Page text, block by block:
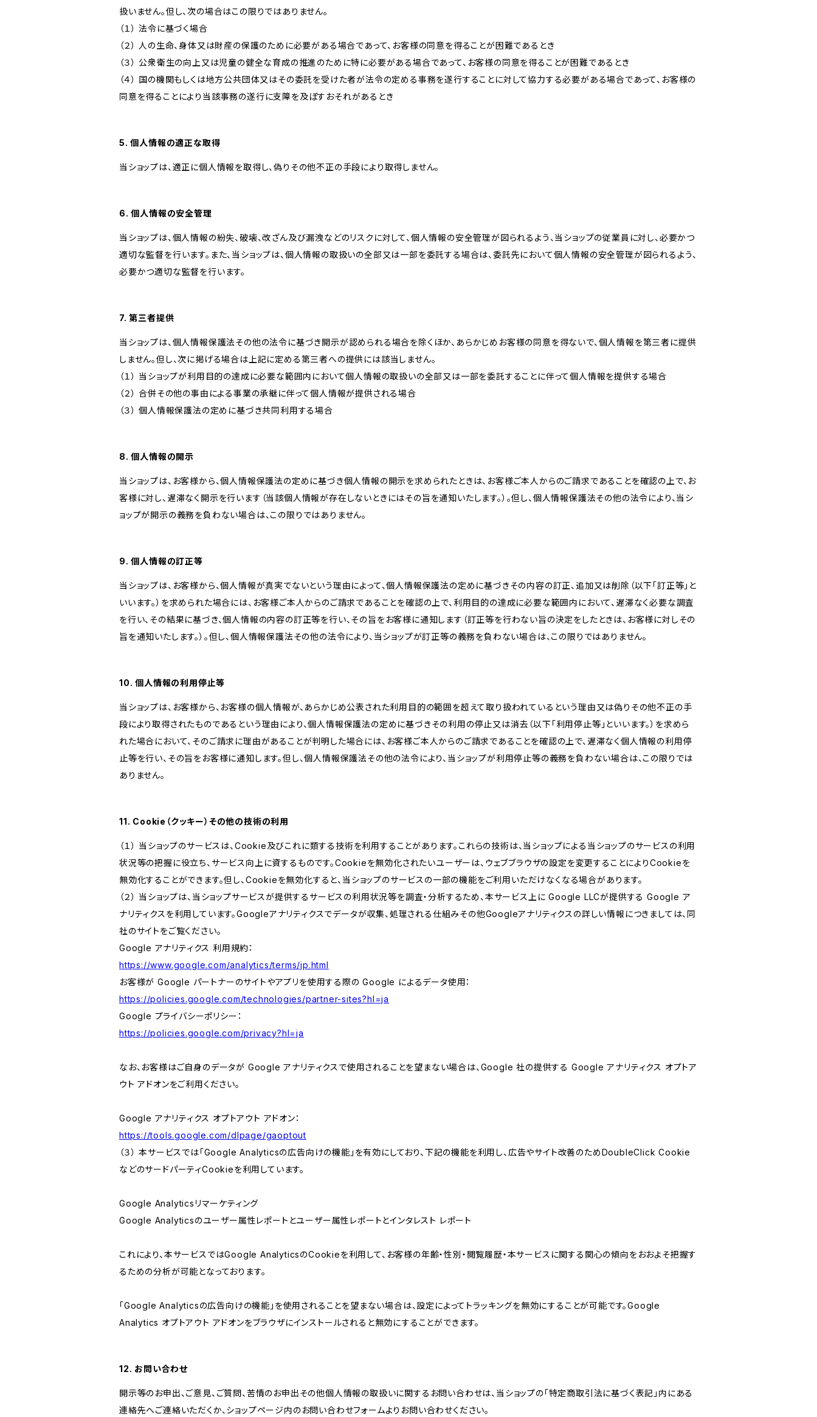
扱いません。但し、次の場合はこの限りではありません。
（１） 法令に基づく場合
（２） 人の生命、身体又は財産の保護のために必要がある場合であって、お客様の同意を得ることが困難であるとき
（３） 公衆衛生の向上又は児童の健全な育成の推進のために特に必要がある場合であって、お客様の同意を得ることが困難であるとき
（４） 国の機関もしくは地方公共団体又はその委託を受けた者が法令の定める事務を遂行することに対して協力する必要がある場合であって、お客様の
同意を得ることにより当該事務の遂行に支障を及ぼすおそれがあるとき
5. 個人情報の適正な取得
当ショップは、適正に個人情報を取得し、偽りその他不正の手段により取得しません。
6. 個人情報の安全管理
当ショップは、個人情報の紛失、破壊、改ざん及び漏洩などのリスクに対して、個人情報の安全管理が図られるよう、当ショップの従業員に対し、必要かつ
適切な監督を行います。また、当ショップは、個人情報の取扱いの全部又は一部を委託する場合は、委託先において個人情報の安全管理が図られるよう、
必要かつ適切な監督を行います。
7. 第三者提供
当ショップは、個人情報保護法その他の法令に基づき開示が認められる場合を除くほか、あらかじめお客様の同意を得ないで、個人情報を第三者に提供
しません。但し、次に掲げる場合は上記に定める第三者への提供には該当しません。
（１） 当ショップが利用目的の達成に必要な範囲内において個人情報の取扱いの全部又は一部を委託することに伴って個人情報を提供する場合
（２） 合併その他の事由による事業の承継に伴って個人情報が提供される場合
（３） 個人情報保護法の定めに基づき共同利用する場合
8. 個人情報の開示
当ショップは、お客様から、個人情報保護法の定めに基づき個人情報の開示を求められたときは、お客様ご本人からのご請求であることを確認の上で、お
客様に対し、遅滞なく開示を行います（当該個人情報が存在しないときにはその旨を通知いたします。）。但し、個人情報保護法その他の法令により、当シ
ョップが開示の義務を負わない場合は、この限りではありません。
9. 個人情報の訂正等
当ショップは、お客様から、個人情報が真実でないという理由によって、個人情報保護法の定めに基づきその内容の訂正、追加又は削除（以下「訂正等」と
いいます。）を求められた場合には、お客様ご本人からのご請求であることを確認の上で、利用目的の達成に必要な範囲内において、遅滞なく必要な調査
を行い、その結果に基づき、個人情報の内容の訂正等を行い、その旨をお客様に通知します（訂正等を行わない旨の決定をしたときは、お客様に対しその
旨を通知いたします。）。但し、個人情報保護法その他の法令により、当ショップが訂正等の義務を負わない場合は、この限りではありません。
10. 個人情報の利用停止等
当ショップは、お客様から、お客様の個人情報が、あらかじめ公表された利用目的の範囲を超えて取り扱われているという理由又は偽りその他不正の手
段により取得されたものであるという理由により、個人情報保護法の定めに基づきその利用の停止又は消去（以下「利用停止等」といいます。）を求めら
れた場合において、そのご請求に理由があることが判明した場合には、お客様ご本人からのご請求であることを確認の上で、遅滞なく個人情報の利用停
止等を行い、その旨をお客様に通知します。但し、個人情報保護法その他の法令により、当ショップが利用停止等の義務を負わない場合は、この限りでは
ありません。
11. Cookie（クッキー）その他の技術の利用
（１） 当ショップのサービスは、Cookie及びこれに類する技術を利用することがあります。これらの技術は、当ショップによる当ショップのサービスの利用
状況等の把握に役立ち、サービス向上に資するものです。Cookieを無効化されたいユーザーは、ウェブブラウザの設定を変更することによりCookieを
無効化することができます。但し、Cookieを無効化すると、当ショップのサービスの一部の機能をご利用いただけなくなる場合があります。
（２） 当ショップは、当ショップサービスが提供するサービスの利用状況等を調査・分析するため、本サービス上に Google LLCが提供する Google ア
ナリティクスを利用しています。Googleアナリティクスでデータが収集、処理される仕組みその他Googleアナリティクスの詳しい情報につきましては、同
社のサイトをご覧ください。
Google アナリティクス 利用規約：
https://www.google.com/analytics/terms/jp.html
お客様が Google パートナーのサイトやアプリを使用する際の Google によるデータ使用：
https://policies.google.com/technologies/partner-sites?hl=ja
Google プライバシーポリシー：
https://policies.google.com/privacy?hl=ja
なお、お客様はご自身のデータが Google アナリティクスで使用されることを望まない場合は、Google 社の提供する Google アナリティクス オプトア
ウト アドオンをご利用ください。
Google アナリティクス オプトアウト アドオン：
https://tools.google.com/dlpage/gaoptout
（３） 本サービスでは「Google Analyticsの広告向けの機能」を有効にしており、下記の機能を利用し、広告やサイト改善のためDoubleClick Cookie
などのサードパーティCookieを利用しています。
Google Analyticsリマーケティング
Google Analyticsのユーザー属性レポートとユーザー属性レポートとインタレスト レポート
これにより、本サービスではGoogle AnalyticsのCookieを利用して、お客様の年齢・性別・閲覧履歴・本サービスに関する関心の傾向をおおよそ把握す
るための分析が可能となっております。
「Google Analyticsの広告向けの機能」を使用されることを望まない場合は、設定によってトラッキングを無効にすることが可能です。Google
Analytics オプトアウト アドオンをブラウザにインストールされると無効にすることができます。
12. お問い合わせ
開示等のお申出、ご意見、ご質問、苦情のお申出その他個人情報の取扱いに関するお問い合わせは、当ショップの「特定商取引法に基づく表記」内にある
連絡先へご連絡いただくか、ショップページ内のお問い合わせフォームよりお問い合わせください。